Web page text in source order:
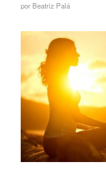
por Beatriz Palá